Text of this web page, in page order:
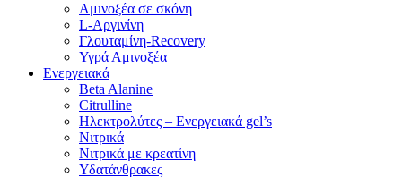
Αμινοξέα σε σκόνη
L-Αργινίνη
Γλουταμίνη-Recovery
Υγρά Αμινοξέα
Ενεργειακά
Beta Alanine
Citrulline
Ηλεκτρολύτες – Ενεργειακά gel’s
Νιτρικά
Νιτρικά με κρεατίνη
Υδατάνθρακες